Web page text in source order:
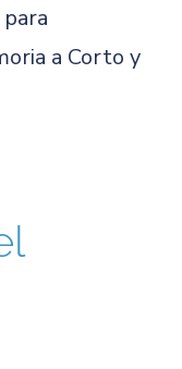
a Corto y